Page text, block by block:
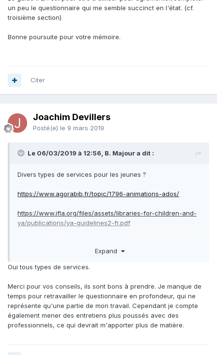
un peu le questionnaire qui me semble succinct en l'état. (cf.
troisième section)
Bonne poursuite pour votre mémoire.
Citer
Joachim Devillers
Posté(e) le 9 mars 2019
Le 06/03/2019 à 12:56, B. Majour a dit :
Divers types de services pour les jeunes ?
https://www.agorabib.fr/topic/1796-animations-ados/
https://www.ifla.org/files/assets/libraries-for-children-and-
ya/publications/ya-guidelines2-fr.pdf
agrémenter/compléter un peu le questionnaire qui me
Expand
Oui tous types de services.
Merci pour vos conseils, ils sont bons à prendre. Je manque de
temps pour retravailler le questionnaire en profondeur, qui ne
représente qu'une partie de mon travail. Cependant je compte
également mener des entretiens plus poussés avec des
professionnels, ce qui devrait m'apporter plus de matière.